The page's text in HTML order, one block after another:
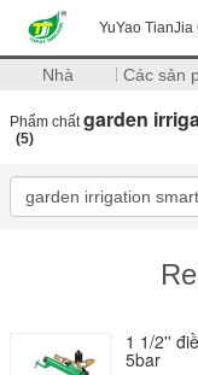
YuYao
Nhà Các sản
Phẩm chấtgarden
(5)
1 1/2''
5bar